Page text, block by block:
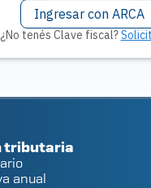
Ingresar con ARCA
¿No tenés Clave fiscal?